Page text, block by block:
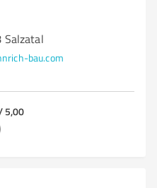
Salzatal
bau.com
5,00